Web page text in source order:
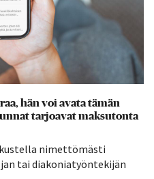
hän voi avata tämän
tarjoavat maksutonta
nimettömästi
tai diakoniatyöntekijän